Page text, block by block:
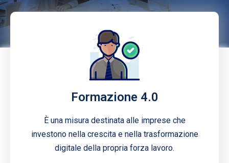
Formazione 4.0
È una misura destinata alle imprese che
investono nella crescita e nella trasformazione
digitale della propria forza lavoro.